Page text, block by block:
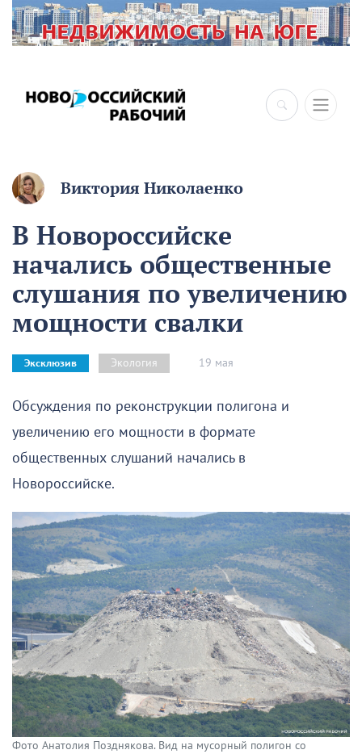
×
Виктория Николаенко
В Новороссийске
начались общественные
слушания по увеличению
мощности свалки
Эксклюзив Экология 19 мая
Обсуждения по реконструкции полигона и
увеличению его мощности в формате
общественных слушаний начались в
Новороссийске.
Фото Анатолия Позднякова. Вид на мусорный полигон со